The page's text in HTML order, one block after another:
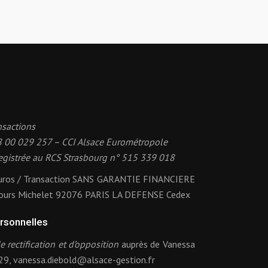
00 029 257 – CCI Alsace Eurométropole
au RCS Strasbourg n° 515 339 018
/ Transaction SANS GARANTIE FINANCIERE
Michelet 92076 PARIS LA DEFENSE Cedex
rectification et d’opposition auprès de Vanessa
vanessa.diebold@alsace-gestion.fr